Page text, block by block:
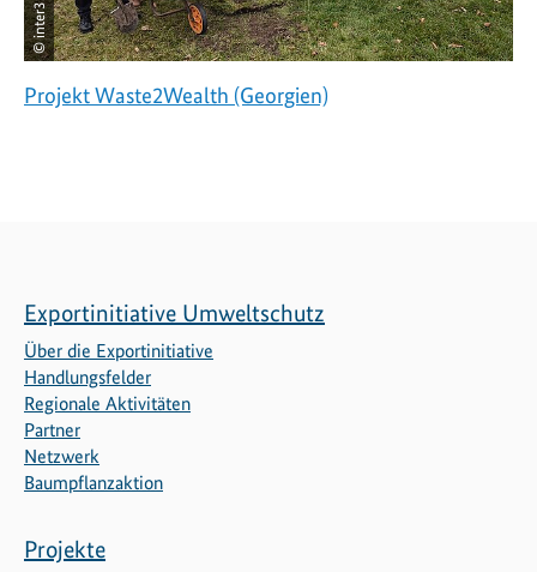
© inter3
Projekt Waste2Wealth (Georgien)
Exportinitiative Umweltschutz
Über die Exportinitiative
Handlungsfelder
Regionale Aktivitäten
Partner
Netzwerk
Baumpflanzaktion
Projekte